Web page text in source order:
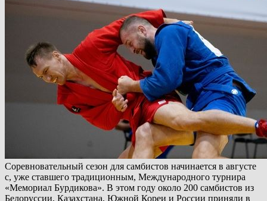
Соревновательный сезон для самбистов начинается в августе
с, уже ставшего традиционным, Международного турнира
«Мемориал Бурдикова». В этом году около 200 самбистов из
Белоруссии, Казахстана, Южной Кореи и России приняли в